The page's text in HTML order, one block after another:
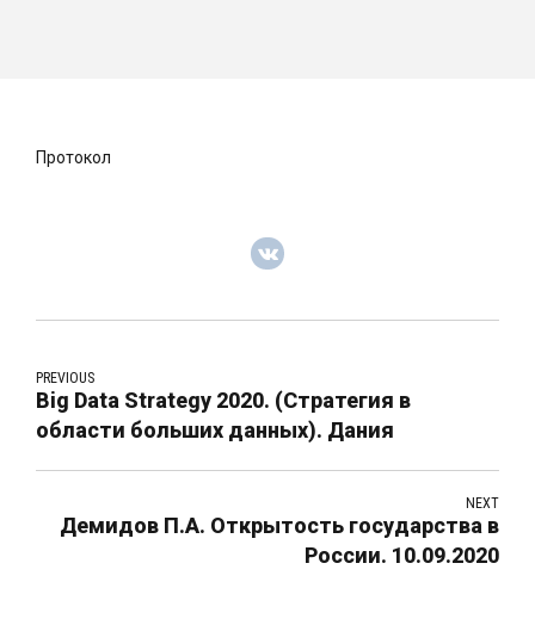
Протокол
PREVIOUS
Big Data Strategy 2020. (Стратегия в
области больших данных). Дания
NEXT
Демидов П.А. Открытость государства в
России. 10.09.2020